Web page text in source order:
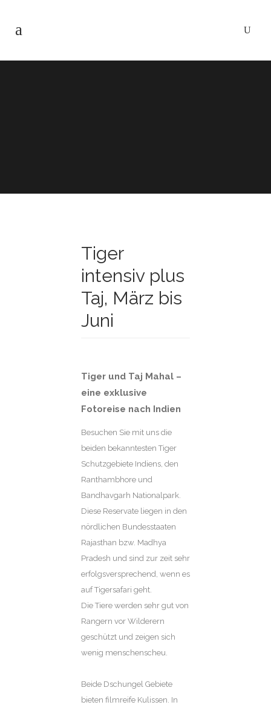
Tiger
intensiv plus
Taj, März bis
Juni
Tiger und Taj Mahal –
eine exklusive
Fotoreise nach Indien
Besuchen Sie mit uns die
beiden bekanntesten Tiger
Schutzgebiete Indiens, den
Ranthambhore und
Bandhavgarh Nationalpark.
Diese Reservate liegen in den
nördlichen Bundesstaaten
Rajasthan bzw. Madhya
Pradesh und sind zur zeit sehr
erfolgsversprechend, wenn es
auf Tigersafari geht.
Die Tiere werden sehr gut von
Rangern vor Wilderern
geschützt und zeigen sich
wenig menschenscheu.
Beide Dschungel Gebiete
bieten filmreife Kulissen. In